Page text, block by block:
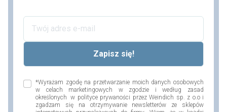
*Wyrażam zgodę na przetwarzanie moich danych osobowych
w celach marketingowych w zgodzie i według zasad
określonych w polityce prywaności przez Weindich sp. z o.o i
zgadzam się na otrzymywanie newsletterów ze sklepów